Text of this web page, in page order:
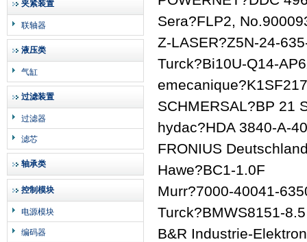
夹紧装置
联轴器
液压类
气缸
过滤装置
过滤器
滤芯
轴承类
控制模块
电源模块
编码器
Sera?FLP2,
Z-LASER?Z5N-24-
Turck?Bi10U-Q14-
SCHMERSAL?BP 21
hydac?HDA 3840-A-
FRONIUS
Hawe?BC1-1.0F
Murr?7000-40041-
Turck?BMWS8151-
B&R Industrie-